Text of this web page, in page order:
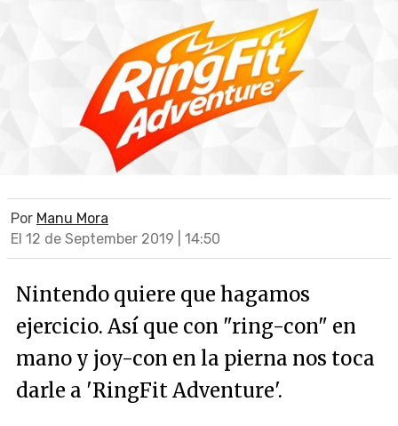
Por Manu Mora
El 12 de September 2019 | 14:50
Nintendo quiere que hagamos
ejercicio. Así que con "ring-con" en
mano y joy-con en la pierna nos toca
darle a 'RingFit Adventure'.